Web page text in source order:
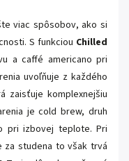
viac spôsobov, ako si
S funkciou Chilled
a caffé americano pri
uvoľňuje z každého
zaisťuje komplexnejšiu
je cold brew, druh
pri izbovej teplote. Pri
za studena to však trvá